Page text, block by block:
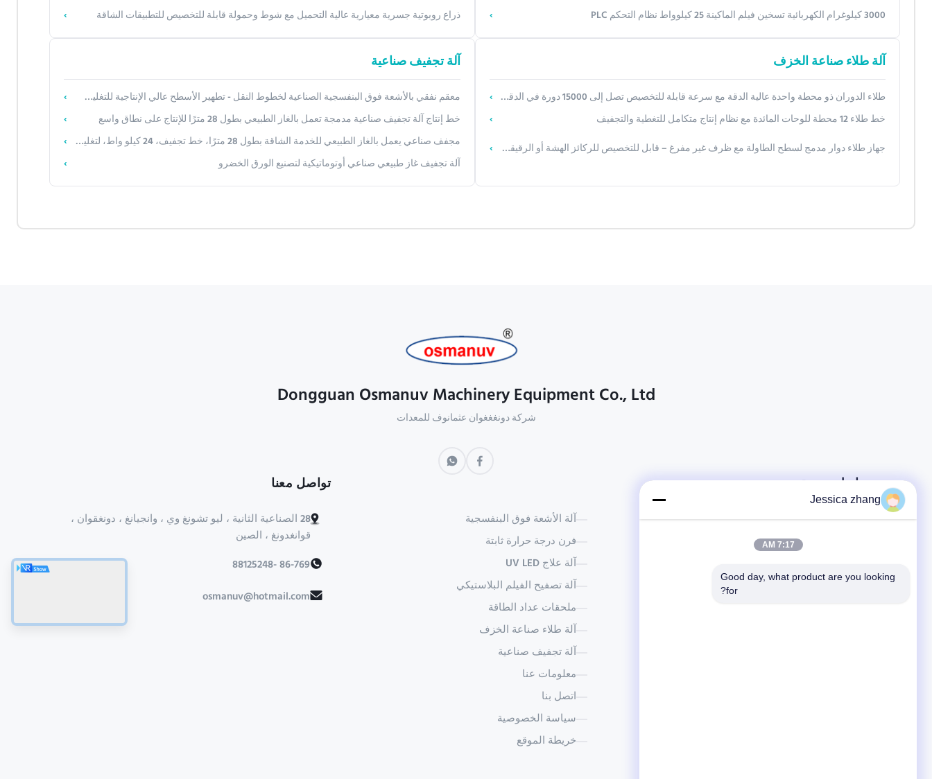
3000 كيلوغرام الكهربائية تسخين فيلم الماكينة 25 كيلوواط نظام التحكم PLC
ذراع روبوتية جسرية معيارية عالية التحميل مع شوط وحمولة قابلة للتخصيص للتطبيقات الشاقة
آلة طلاء صناعة الخزف
طلاء الدوران ذو محطة واحدة عالية الدقة مع سرعة قابلة للتخصيص تصل إلى 15000 دورة في الدقيقة ومراقبة وصفة متعددة الخطوات لمختبرات البحث والتطوير
خط طلاء 12 محطة للوحات المائدة مع نظام إنتاج متكامل للتغطية والتجفيف
جهاز طلاء دوار مدمج لسطح الطاولة مع ظرف غير مفرغ – قابل للتخصيص للركائز الهشة أو الرقيقة (سمك 0.2 مم)
آلة تجفيف صناعية
معقم نفقي بالأشعة فوق البنفسجية الصناعية لخطوط النقل - تطهير الأسطح عالي الإنتاجية للتغليف والمواد الغذائية والأجهزة الطبية
خط إنتاج آلة تجفيف صناعية مدمجة تعمل بالغاز الطبيعي بطول 28 مترًا للإنتاج على نطاق واسع
مجفف صناعي يعمل بالغاز الطبيعي للخدمة الشاقة بطول 28 مترًا، خط تجفيف، 24 كيلو واط، لتغليف قوالب اللب
آلة تجفيف غاز طبيعي صناعي أوتوماتيكية لتصنيع الورق الخضرو
Dongguan Osmanuv Machinery Equipment Co., Ltd
شركة دونغغغوان عثمانوف للمعدات
روابط سريعة
بيت
آلة طلاء الرش
آلة الأشعة فوق البنفسجية
فرن درجة حرارة ثابتة
آلة علاج UV LED
آلة تصفيح الفيلم البلاستيكي
ملحقات عداد الطاقة
آلة طلاء صناعة الخزف
آلة تجفيف صناعية
معلومات عنا
اتصل بنا
سياسة الخصوصية
خريطة الموقع
تواصل معنا
28 الصناعية الثانية ، ليو تشونغ وي ، وانجيانغ ، دونغقوان ،
قوانغدونغ ، الصين
86-769 -88125248
osmanuv@hotmail.com
Jessica zhang
7:17 AM
Good day, what product are you looking
for?